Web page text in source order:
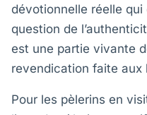
dévotionnelle réelle
question de
est une partie vivante
revendication faite aux
Pour les pèlerins en